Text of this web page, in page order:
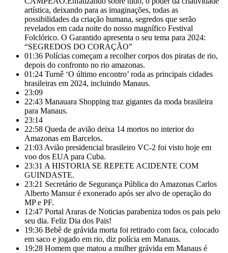
artística, deixando para as imaginações, todas as
possibilidades da criação humana, segredos que serão
revelados em cada noite do nosso magnífico Festival
Folclórico. O Garantido apresenta o seu tema para 2024:
“SEGREDOS DO CORAÇÃO”
01:36 Polícias começam a recolher corpos dos piratas de rio,
depois do confronto no rio amazonas.
01:24 Turnê ‘O último encontro’ roda as principais cidades
brasileiras em 2024, incluindo Manaus.
23:09
22:43 Manauara Shopping traz gigantes da moda brasileira
para Manaus.
23:14
22:58 Queda de avião deixa 14 mortos no interior do
Amazonas em Barcelos.
21:03 Avião presidencial brasileiro VC-2 foi visto hoje em
voo dos EUA para Cuba.
23:31 A HISTORIA SE REPETE ACIDENTE COM
GUINDASTE.
23:21 Secretário de Segurança Pública do Amazonas Carlos
Alberto Mansur é exonerado após ser alvo de operação do
MP e PF.
12:47 Portal Araras de Noticias parabeniza todos os pais pelo
seu dia. Feliz Dia dos Pais!
19:36 Bebê de grávida morta foi retirado com faca, colocado
em saco e jogado em rio, diz polícia em Manaus.
19:28 Homem que matou a mulher grávida em Manaus é